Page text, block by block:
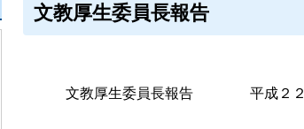
文教厚生委員長報告
文教厚生委員長報告 平成２２年９